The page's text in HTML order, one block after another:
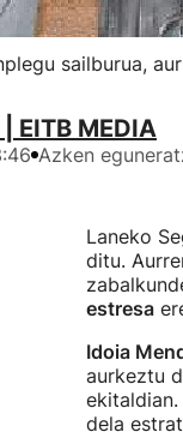
sailburua,
EITB MEDIA
Azken
Laneko
ditu.
estresa
Idoia
aurkeztu
dela